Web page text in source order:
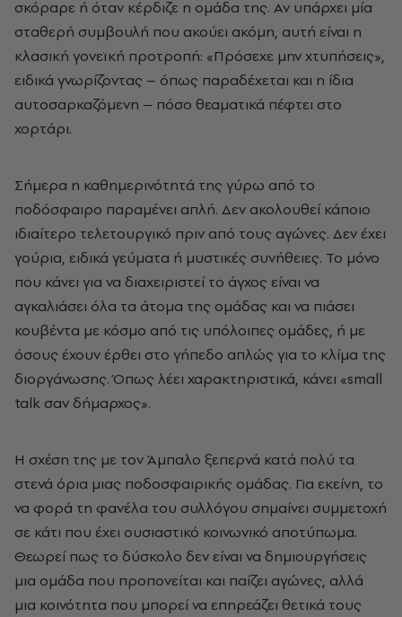
σκόραρε ή όταν κέρδιζε η ομάδα της. Αν υπάρχει μία
σταθερή συμβουλή που ακούει ακόμη, αυτή είναι η
κλασική γονεϊκή προτροπή: «Πρόσεχε μην χτυπήσεις»,
ειδικά γνωρίζοντας – όπως παραδέχεται και η ίδια
αυτοσαρκαζόμενη – πόσο θεαματικά πέφτει στο
χορτάρι.
Σήμερα η καθημερινότητά της γύρω από το
ποδόσφαιρο παραμένει απλή. Δεν ακολουθεί κάποιο
ιδιαίτερο τελετουργικό πριν από τους αγώνες. Δεν έχει
γούρια, ειδικά γεύματα ή μυστικές συνήθειες. Το μόνο
που κάνει για να διαχειριστεί το άγχος είναι να
αγκαλιάσει όλα τα άτομα της ομάδας και να πιάσει
κουβέντα με κόσμο από τις υπόλοιπες ομάδες, ή με
όσους έχουν έρθει στο γήπεδο απλώς για το κλίμα της
διοργάνωσης. Όπως λέει χαρακτηριστικά, κάνει «small
talk σαν δήμαρχος».
Η σχέση της με τον Άμπαλο ξεπερνά κατά πολύ τα
στενά όρια μιας ποδοσφαιρικής ομάδας. Για εκείνη, το
να φορά τη φανέλα του συλλόγου σημαίνει συμμετοχή
σε κάτι που έχει ουσιαστικό κοινωνικό αποτύπωμα.
Θεωρεί πως το δύσκολο δεν είναι να δημιουργήσεις
μια ομάδα που προπονείται και παίζει αγώνες, αλλά
μια κοινότητα που μπορεί να επηρεάζει θετικά τους